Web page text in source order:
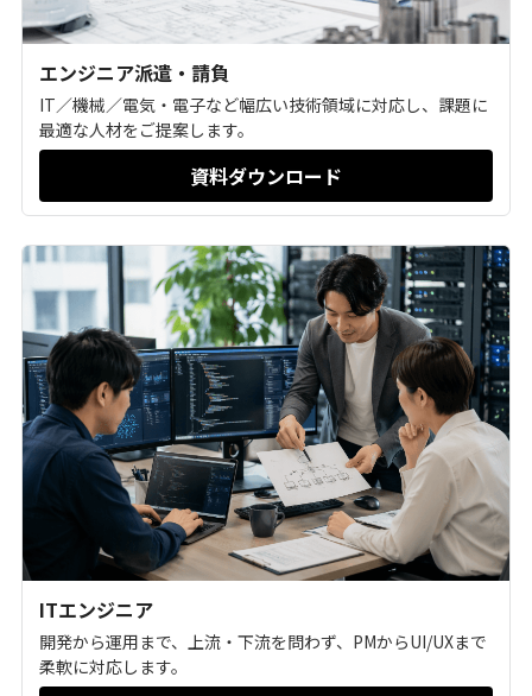
エンジニア派遣・請負
IT／機械／電気・電子など幅広い技術領域に対応し、課題に
最適な人材をご提案します。
資料ダウンロード
ITエンジニア
開発から運用まで、上流・下流を問わず、PMからUI/UXまで
柔軟に対応します。